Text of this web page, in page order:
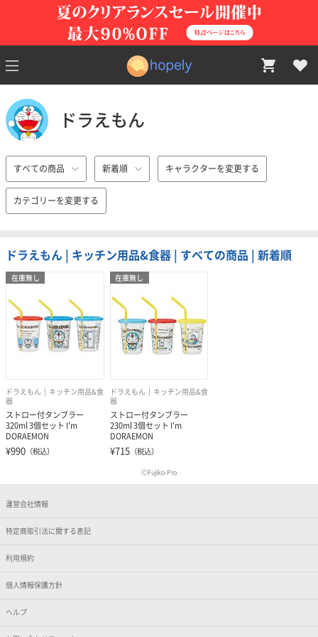
ドラえもん
すべての商品 新着順 キャラクターを変更する
カテゴリーを変更する
ドラえもん | キッチン用品&食器 | すべての商品 | 新着順
在庫無し
ドラえもん
キッチン用品&食
器
ストロー付タンブラー
320ml 3個セット I'm
DORAEMON
¥990 （税込）
在庫無し
ドラえもん
キッチン用品&食
器
ストロー付タンブラー
230ml 3個セット I'm
DORAEMON
¥715（税込）
ⒸFujiko-Pro
運営会社情報
特定商取引法に関する表記
利用規約
個人情報保護方針
ヘルプ